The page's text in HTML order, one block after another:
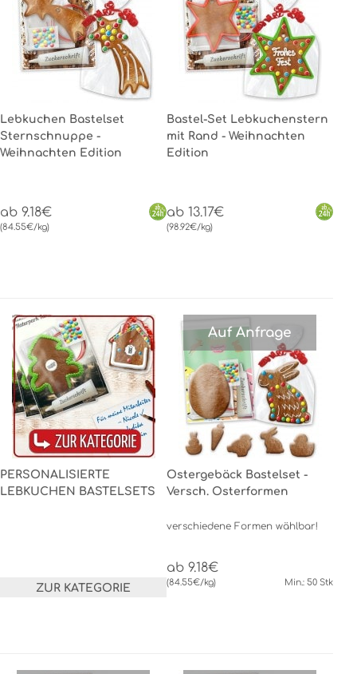
Lebkuchen Bastelset
Sternschnuppe -
Weihnachten Edition
ab 9.18€
(84.55€/kg)
Bastel-Set Lebkuchenstern
mit Rand - Weihnachten
Edition
ab 13.17€
(98.92€/kg)
PERSONALISIERTE
LEBKUCHEN BASTELSETS
ZUR KATEGORIE
Auf Anfrage
Ostergebäck Bastelset -
Versch. Osterformen
verschiedene Formen wählbar!
ab 9.18€
(84.55€/kg) Min.: 50 Stk